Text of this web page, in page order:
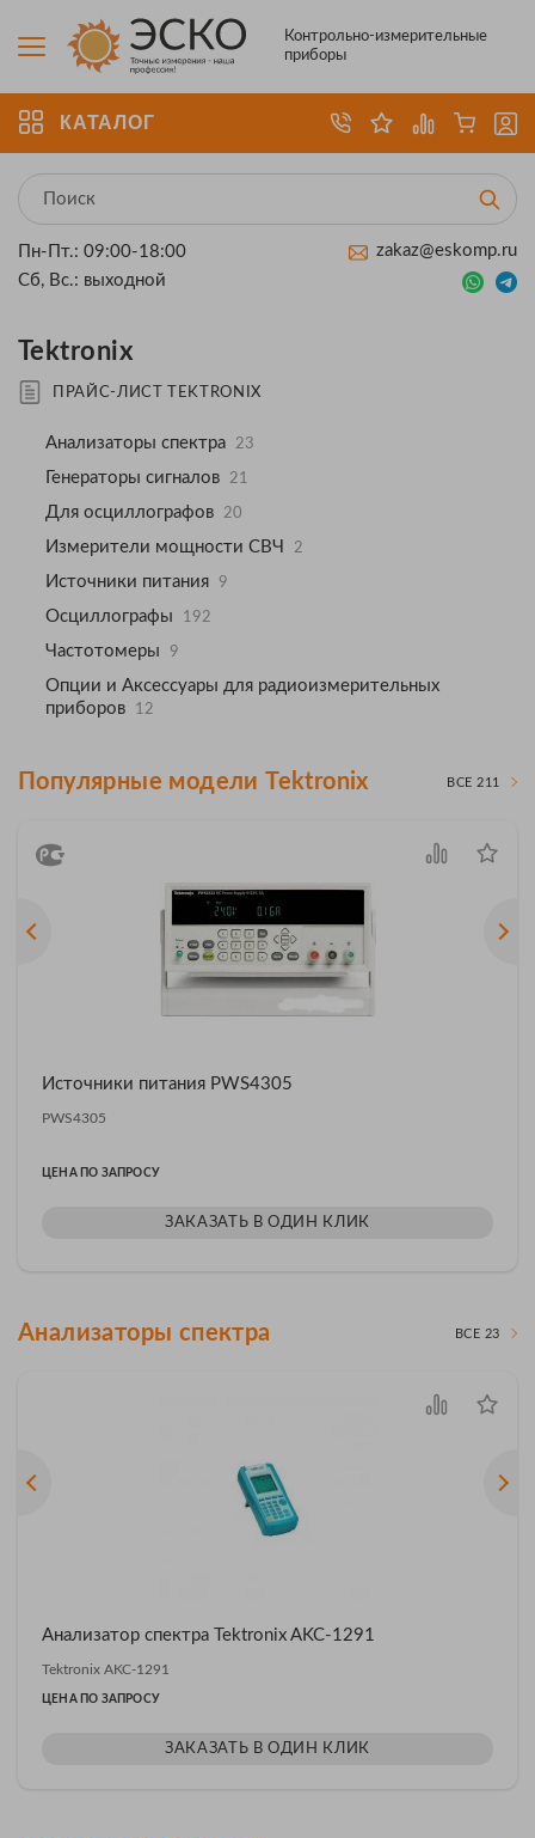
Контрольно-измерительные
приборы
КАТАЛОГ
Пн-Пт.: 09:00-18:00
Сб, Вс.: выходной
zakaz@eskomp.ru
Tektronix
ПРАЙС-ЛИСТ TEKTRONIX
Анализаторы спектра 23
Генераторы сигналов 21
Для осциллографов 20
Измерители мощности СВЧ 2
Источники питания 9
Осциллографы 192
Частотомеры 9
Опции и Аксессуары для радиоизмерительных
приборов
12
Популярные модели Tektronix ВСЕ 211
Источники питания PWS4305
PWS4305
ЦЕНА ПО ЗАПРОСУ
ЗАКАЗАТЬ В ОДИН КЛИК
Анализаторы спектра ВСЕ 23
Анализатор спектра Tektronix AKC-1291
Tektronix AKC-1291
ЦЕНА ПО ЗАПРОСУ
ЗАКАЗАТЬ В ОДИН КЛИК